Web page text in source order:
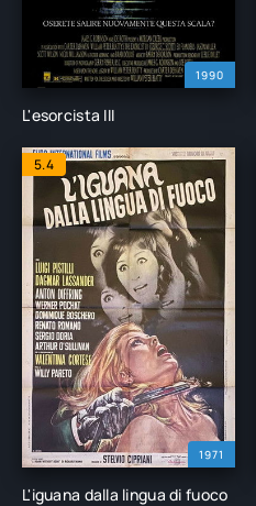
1990
L'esorcista III
1971
5.4
L'iguana dalla lingua di fuoco